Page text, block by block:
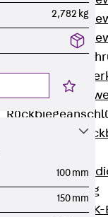
Zurück
GFK-Bewehrung
Zurück
2,782 kg
100 mm
150 mm